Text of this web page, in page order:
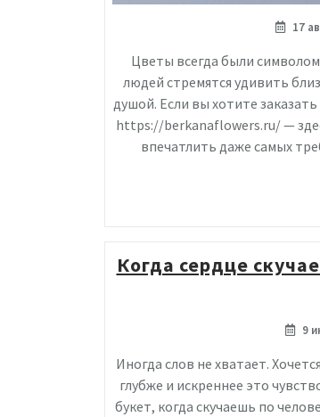
17
Цветы всегда были
людей стремятся удивить
душой. Если вы хотите
https://berkanaflowers.ru/ —
впечатлить даже самых
Когда сердце
9
Иногда слов не хватает.
глубже и искреннее это
букет, когда скучаешь по